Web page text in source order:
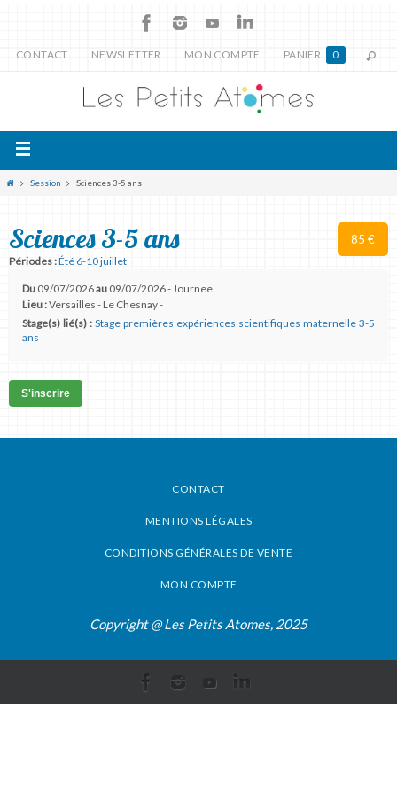
CONTACT NEWSLETTER MON COMPTE PANIER 0
Session Sciences 3-5 ans
85 €
Sciences 3-5 ans
Périodes :Été 6-10 juillet
Du 09/07/2026au 09/07/2026 - Journee
Lieu :Versailles - Le Chesnay -
Stage(s) lié(s) : Stage premières expériences scientifiques maternelle 3-5
ans
S'inscrire
CONTACT
MENTIONS LÉGALES
CONDITIONS GÉNÉRALES DE VENTE
MON COMPTE
Copyright @ Les Petits Atomes, 2025